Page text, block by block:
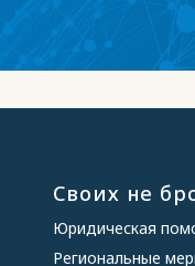
Своих не
Юридическая
Региональные